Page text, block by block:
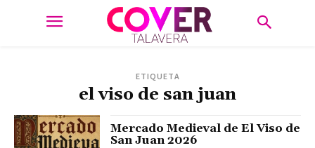
ETIQUETA
el viso de san juan
Mercado Medieval de El Viso de
San Juan 2026